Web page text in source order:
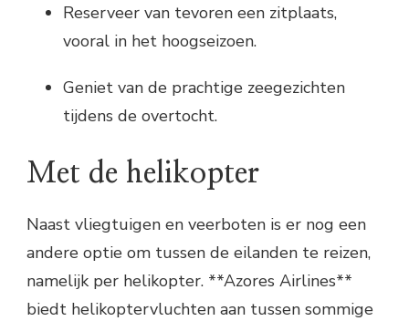
Reserveer van tevoren een zitplaats,
vooral in het hoogseizoen.
Geniet van de prachtige zeegezichten
tijdens de overtocht.
Met de helikopter
Naast vliegtuigen en veerboten is er nog een
andere optie om tussen de eilanden te reizen,
namelijk per helikopter. **Azores Airlines**
biedt helikoptervluchten aan tussen sommige